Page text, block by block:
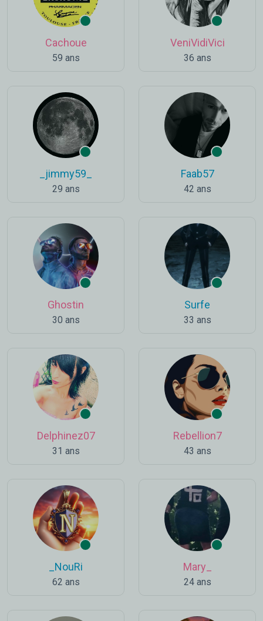
Cachoue
59 ans
VeniVidiVici
36 ans
_jimmy59_
29 ans
Faab57
42 ans
Ghostin
30 ans
Surfe
33 ans
Delphinez07
31 ans
Rebellion7
43 ans
_NouRi
62 ans
Mary_
24 ans